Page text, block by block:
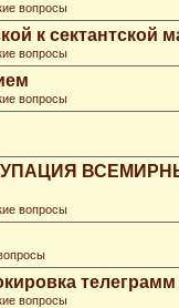
вопросы
к сектантской
вопросы
вопросы
вопросы
телеграмм
вопросы